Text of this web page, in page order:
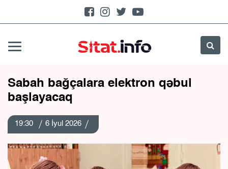
Sabah bağçalara elektron qəbul
başlayacaq
19:30 6 İyul 2026